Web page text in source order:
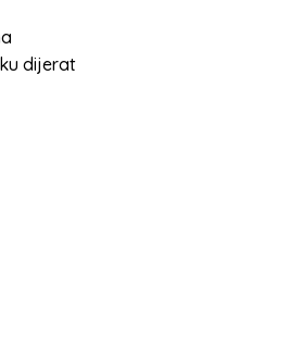
dijerat